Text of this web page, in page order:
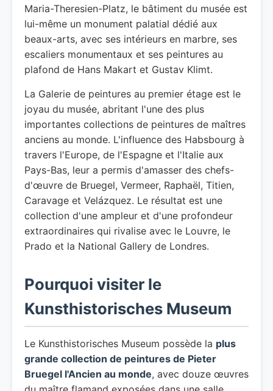
Maria-Theresien-Platz, le bâtiment du musée est
lui-même un monument palatial dédié aux
beaux-arts, avec ses intérieurs en marbre, ses
escaliers monumentaux et ses peintures au
plafond de Hans Makart et Gustav Klimt.
La Galerie de peintures au premier étage est le
joyau du musée, abritant l'une des plus
importantes collections de peintures de maîtres
anciens au monde. L'influence des Habsbourg à
travers l'Europe, de l'Espagne et l'Italie aux
Pays-Bas, leur a permis d'amasser des chefs-
d'œuvre de Bruegel, Vermeer, Raphaël, Titien,
Caravage et Velázquez. Le résultat est une
collection d'une ampleur et d'une profondeur
extraordinaires qui rivalise avec le Louvre, le
Prado et la National Gallery de Londres.
Pourquoi visiter le
Kunsthistorisches Museum
Le Kunsthistorisches Museum possède la plus
grande collection de peintures de Pieter
Bruegel l'Ancien au monde, avec douze œuvres